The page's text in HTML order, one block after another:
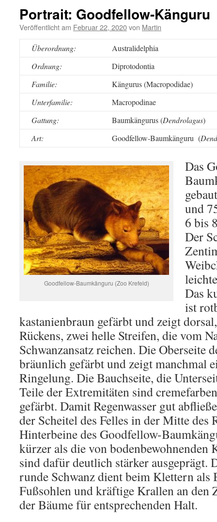
Portrait: Goodfellow-Känguru
Veröffentlicht am Februar 22, 2020von Martin
Überordnung:
Australidelphia
Ordnung:
Diprotodontia
Familie:
Kängurus (Macropodidae)
Unterfamilie:
Macropodinae
Gattung:
Baumkängurus (Dendrolagus)
Art:
Goodfellow-Baumkänguru (
Goodfellow-Baumkänguru (Zoo Krefeld)
Das
und
6 bis
Der
Das
ist
kastanienbraun gefärbt und zeigt
Rückens, zwei helle Streifen, die vom
Schwanzansatz reichen. Die Oberseite
bräunlich gefärbt und zeigt manchmal
Ringelung. Die Bauchseite, die
Teile der Extremitäten sind
gefärbt. Damit Regenwasser gut
der Scheitel des Felles in der Mitte des
Hinterbeine des Goodfellow-
kürzer als die von bodenbewohnenden
sind dafür deutlich stärker ausgeprägt.
runde Schwanz dient beim Klettern als
Fußsohlen und kräftige Krallen an den
der Bäume für entsprechenden Halt.